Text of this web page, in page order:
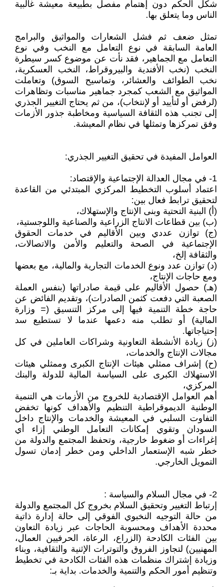
شكل الحكم دون إهتمام مفصل بطبيعة معيشة غالبية
الناس وما يتعلق بها.
تمثل ضعف ثم فشل الشعارات والمواثيق والبرامج
العامة السابقة في نوع التعامل مع النخب وفي نوع
التعامل مع الجماهير، فقد نأت عن موضوع كسر سيطرة
النخب (نخب الأفندية والبيروقراط، النخب العسكرية،
نخب الطوائف والعشائر، وتماسيح السوق) وتعاملت
المواثيق مع الشعب كمجرد جماهير مناسبات وتظاهرات
(لرفض أو لتأييد أو لإنتخاب)، من ثم يحتاج التغيير الجذري
إلى تجنب هذه الثقافة السياسية ومخاطبة جذور الأزمات
وفق تمركزها وتمثلها في نظام المعيشة.
العوامل المفيدة في تحقيق التغيير الجذري:
1- في مجال العدالة الإجتماعية والإقتصاد:
اعتماد أسلوب التخطيط المركزي المبتدئي من القاعدة
لتحقيق ترابط فعال بين:
(أ) البنية التحتية وبنى الإنتاج والإستهلاك،
(ب) بين قطاعات الانتاج الزراعية والصناعية واللوجستية،
(ج) توازن عددي وبين الأقاليم في خدمات الحقوق
الإجتماعية في الصحة والتعليم والأمن والاتصالات،
والثقافة إلخ،
(د) توازن عدد ونوع الخدمات التجارية والمالية، مع بعضها
ومع حاجات الإنتاج،
(هـ) حصول الأقاليم على قيمة صادراتها (بنفس العملة
الصعبة التي دفعت كثمن الصادرات)، وتقديم الفائض عن
حاجة خطة التنمية فيها إلى مركز التنسيق (= وزارة
المالية) أو تطلب منه دعمها عندما لا تستطيع سد
إحتياجاتها.
(ز) زيادة الأنشطة التعاونية وشراكات العاملين في كل
مجالات الإنتاج والخدمات،
(ح) إشراف ممثلي هيئات الإنتاج الكبرى وممثلي هيئات
الاستهلاك الكبرى على السياسة المالية للدولة والبنك
المركزي،
أهم العوامل الإقتصادية للخروج من الأزمات هي التنمية
الوطنية الديموقراطية التنظيم والأهداف كونها تخفض
التفاوت السلبي في المعيشة والخدمات والإنتاج داخل
السودان وتقوي إمكانات التعامل الوطني إزاء أي
إغراءات أو ضغوط خارجية، وتحفظ المجتمع والدولة من
خطر شبه الإستعمار الداخلي ومن خطر إدمان تسول
التمويل الخارجي.
2- في مجال السلام والسياسة :
إرتباط التغيير وتحقيق السلام بخروج كل المجتمع والدولة
من حالة التوجيه النخبوي الفوقي إلى حالة إدارة ذاتية
محددة الأهداف ومحسوبة الحاجات عبر زيادة التعاون
بين الفئات الكادحة (الزراع، الرعاة، الحرفيين العمال،
المهنيين) لتجاوز الفروق والتوترات الإثنية والثقافية، وبناء
وزيادة إشتراك منظمات هذه الفئات الكادحة في تخطيط
وتنظيم أمور الحكم والتنمية والخدمات. بداية بـ: